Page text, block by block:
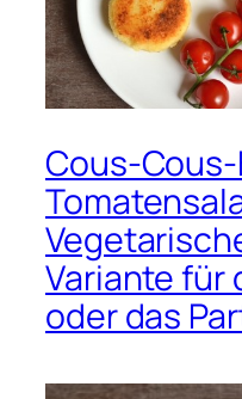
Cous-
Variante für
oder das